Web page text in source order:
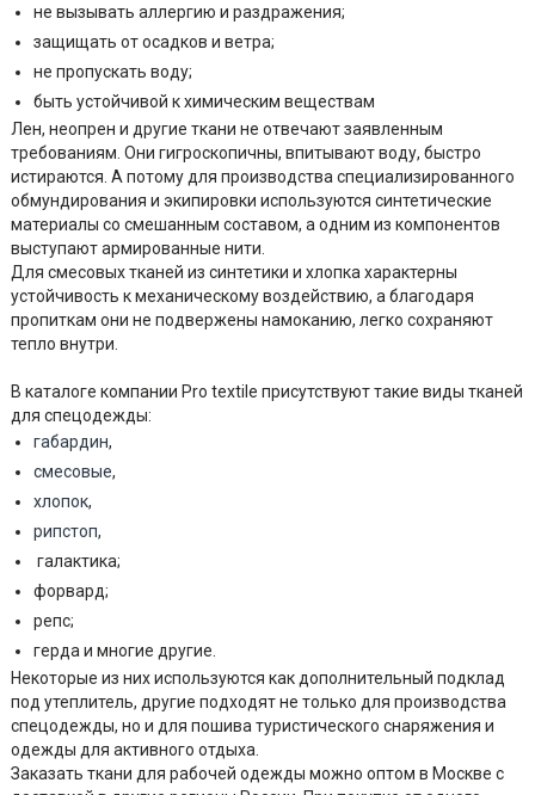
не вызывать аллергию и раздражения;
защищать от осадков и ветра;
не пропускать воду;
быть устойчивой к химическим веществам
Лен, неопрен и другие ткани не отвечают заявленным
требованиям. Они гигроскопичны, впитывают воду, быстро
истираются. А потому для производства специализированного
обмундирования и экипировки используются синтетические
материалы со смешанным составом, а одним из компонентов
выступают армированные нити.
Для смесовых тканей из синтетики и хлопка характерны
устойчивость к механическому воздействию, а благодаря
пропиткам они не подвержены намоканию, легко сохраняют
тепло внутри.
В каталоге компании Pro textile присутствуют такие виды тканей
для спецодежды:
габардин,
смесовые,
хлопок,
рипстоп,
галактика;
форвард;
репс;
герда и многие другие.
Некоторые из них используются как дополнительный подклад
под утеплитель, другие подходят не только для производства
спецодежды, но и для пошива туристического снаряжения и
одежды для активного отдыха.
Заказать ткани для рабочей одежды можно оптом в Москве с